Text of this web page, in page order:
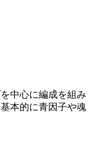
中心に編成を組み
本的に青因子や魂